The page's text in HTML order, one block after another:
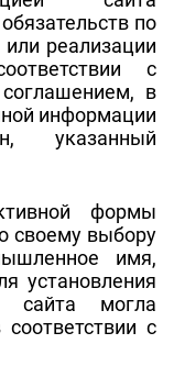
по
реализации
с
в
информации
указанный
формы
своему выбору
имя,
установления
сайта могла
с